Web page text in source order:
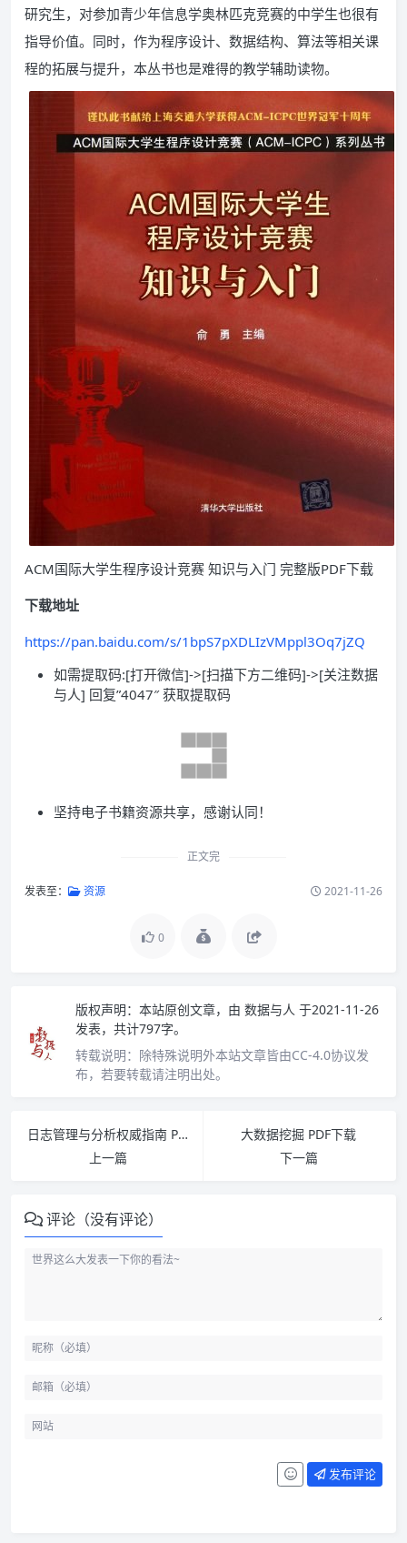
研究生，对参加青少年信息学奥林匹克竞赛的中学生也很有
指导价值。同时，作为程序设计、数据结构、算法等相关课
程的拓展与提升，本丛书也是难得的教学辅助读物。
ACM国际大学生程序设计竞赛 知识与入门 完整版PDF下载
下载地址
https://pan.baidu.com/s/1bpS7pXDLIzVMppl3Oq7jZQ
如需提取码:[打开微信]->[扫描下方二维码]->[关注数据
与人] 回复”4047″ 获取提取码
坚持电子书籍资源共享，感谢认同！
正文完
发表至： 资源 2021-11-26
0
版权声明： 本站原创文章，由 数据与人 于2021-11-26
发表，共计797字。
转载说明： 除特殊说明外本站文章皆由CC-4.0协议发
布，若要转载请注明出处。
日志管理与分析权威指南 PDF下载
上一篇
大数据挖掘 PDF下载
下一篇
评论（没有评论）
发布评论